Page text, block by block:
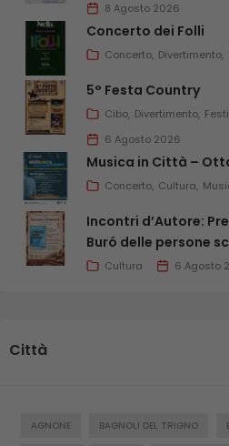
8 Agosto 2026
Concerto dei Folli
Concerto Divertimento
5° Festa Country
Cibo Divertimento
6 Agosto 2026
Musica in Città –
Concerto Cultura
Incontri d’Autore:
Buró delle persone
Cultura 6 Agosto
Città
AGNONE BAGNOLI DEL TRIGNO